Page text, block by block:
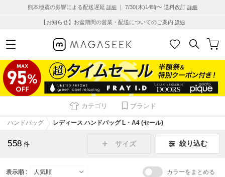
熊本地震の影響による配送遅延 詳細 ｜ 7/30(木)14時〜 送料改訂 詳細
【お知らせ】お盆期間の営業・配送についてのご案内 詳細
カテゴリ ブランド
ハンドバッグ レディース ハンドバッグ L・A4 (セール)
558 件 サイズ 絞り込む
表示順 : カラーをまとめる